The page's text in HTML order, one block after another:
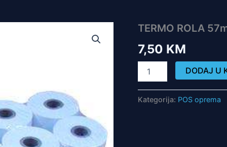
TERMO ROLA
7,50 KM
TERMO
57mm/20m
46gr
količina
DODAJ U
Kategorija: POS oprema